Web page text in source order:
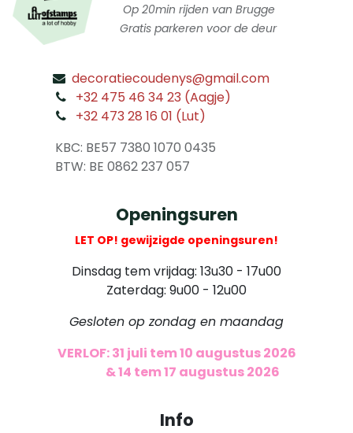
Op 20min rijden van Brugge
Gratis parkeren voor de deur
decoratiecoudenys@gmail.com
+32 475 46 34 23 (Aagje)
+32 473 28 16 01 (Lut)
KBC: BE57 7380 1070 0435
​ BTW: BE 0862 237 057
Openingsuren
LET OP! gewijzigde openingsuren!
Dinsdag tem vrijdag: 13u30 - 17u00
Zaterdag: 9u00 - 12u00
Gesloten op zondag en maandag
VERLOF: 31 juli tem 10 augustus 2026
& 14 tem 17 augustus 2026
Info